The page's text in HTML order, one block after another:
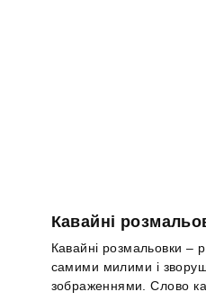
Кавайні
Кавайні розмальовки –
самими милими і
зображеннями. Слово